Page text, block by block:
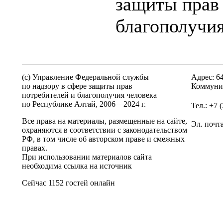
(c) Управление Федеральной службы
по надзору в сфере защиты прав
потребителей и благополучия человека
по Республике Алтай, 2006—2024 г.
Все права на материалы, размещенные на сайте,
охраняются в соответствии с законодательством
РФ, в том числе об авторском праве и смежных
правах.
При использовании материалов сайта
необходима ссылка на источник
Сейчас 1152 гостей онлайн
Адрес:
Тел.: +7
Эл.